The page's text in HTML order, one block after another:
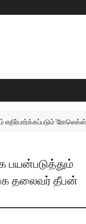
'ரோலெக்ஸ்'
பயன்படுத்தும்
தலைவர் தீபன்